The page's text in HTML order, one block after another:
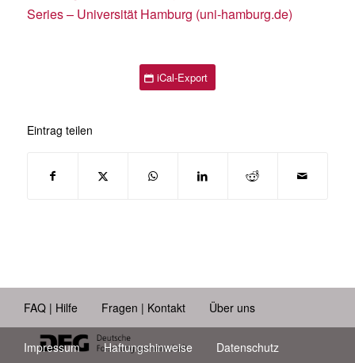
Series – Universität Hamburg (uni-hamburg.de)
iCal-Export
Eintrag teilen
FAQ | Hilfe Fragen | Kontakt Über uns
Impressum Haftungshinweise Datenschutz